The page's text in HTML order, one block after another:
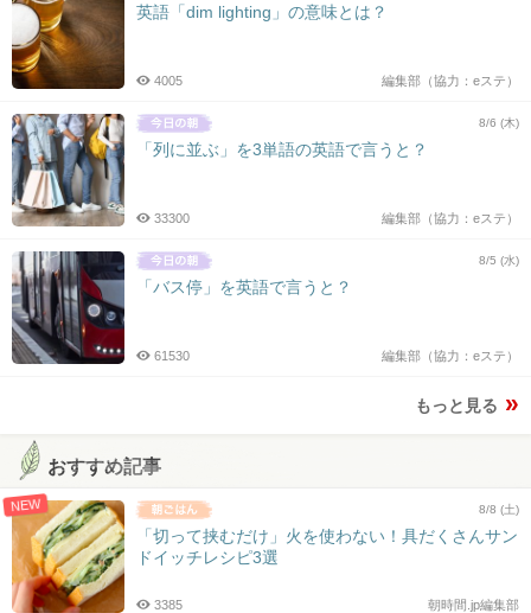
英語「dim lighting」の意味とは？
編集部（協力：eステ）
4005
8/6 (木)
「列に並ぶ」を3単語の英語で言うと？
編集部（協力：eステ）
33300
8/5 (水)
「バス停」を英語で言うと？
編集部（協力：eステ）
61530
もっと見る
おすすめ記事
NEW 8/8 (土)
「切って挟むだけ」火を使わない！具だくさんサン
ドイッチレシピ3選
朝時間.jp編集部
3385